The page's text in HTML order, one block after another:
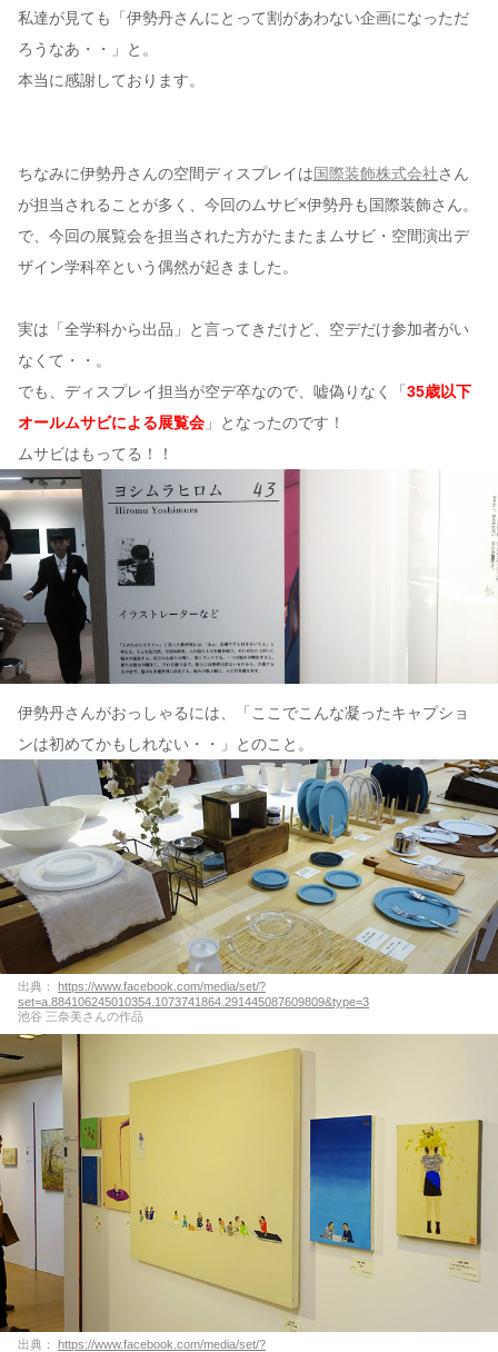
私達が見ても「伊勢丹さんにとって割があわない企画になっただ
ろうなあ・・」と。
本当に感謝しております。
ちなみに伊勢丹さんの空間ディスプレイは国際装飾株式会社さん
が担当されることが多く、今回のムサビ×伊勢丹も国際装飾さん。
で、今回の展覧会を担当された方がたまたまムサビ・空間演出デ
ザイン学科卒という偶然が起きました。
実は「全学科から出品」と言ってきだけど、空デだけ参加者がい
なくて・・。
でも、ディスプレイ担当が空デ卒なので、嘘偽りなく「 35歳以下
オールムサビによる展覧会 」となったのです！
ムサビはもってる！！
伊勢丹さんがおっしゃるには、「ここでこんな凝ったキャプショ
ンは初めてかもしれない・・」とのこと。
出典：
https://www.facebook.com/media/set/?
set=a.884106245010354.1073741864.291445087609809&type=3
池谷 三奈美さんの作品
出典：
https://www.facebook.com/media/set/?